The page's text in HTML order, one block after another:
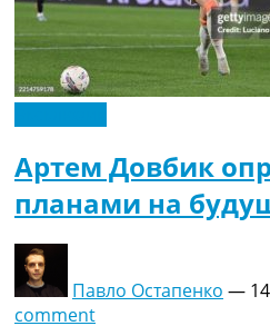
Артем Довбик
планами на
Павло Остапенко —
comment